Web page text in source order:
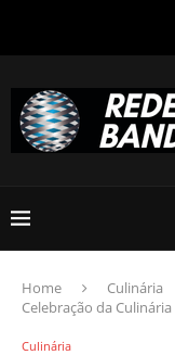
Home Culinária
Celebração da
Culinária